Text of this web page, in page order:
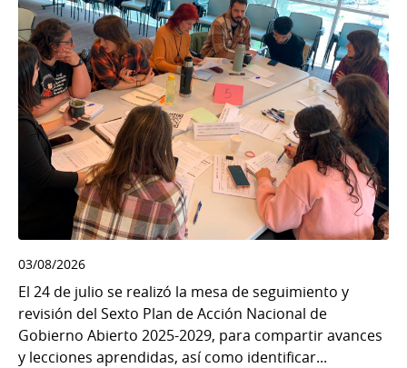
03/08/2026
El 24 de julio se realizó la mesa de seguimiento y
revisión del Sexto Plan de Acción Nacional de
Gobierno Abierto 2025-2029, para compartir avances
y lecciones aprendidas, así como identificar...